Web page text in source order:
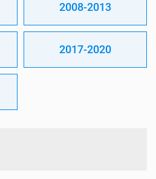
2008-2013
2017-2020